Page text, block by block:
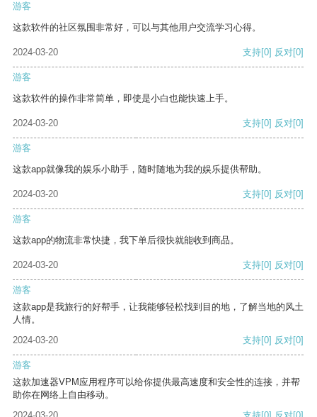
游客
这款软件的社区氛围非常好，可以与其他用户交流学习心得。
2024-03-20 支持[0] 反对[0]
游客
这款软件的操作非常简单，即使是小白也能快速上手。
2024-03-20 支持[0] 反对[0]
游客
这款app就像我的娱乐小助手，随时随地为我的娱乐提供帮助。
2024-03-20 支持[0] 反对[0]
游客
这款app的物流非常快捷，我下单后很快就能收到商品。
2024-03-20 支持[0] 反对[0]
游客
这款app是我旅行的好帮手，让我能够轻松找到目的地，了解当地的风土
人情。
2024-03-20
支持[0] 反对[0]
游客
这款加速器VPM应用程序可以给你提供最高速度和安全性的连接，并帮
助你在网络上自由移动。